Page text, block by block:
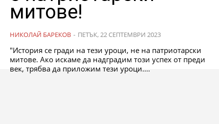
митове!
НИКОЛАЙ БАРЕКОВ - ПЕТЪК, 22 СЕПТЕМВРИ 2023
"История се гради на тези уроци, не на патриотарски
митове. Ако искаме да надградим този успех от преди
век, трябва да приложим тези уроци....